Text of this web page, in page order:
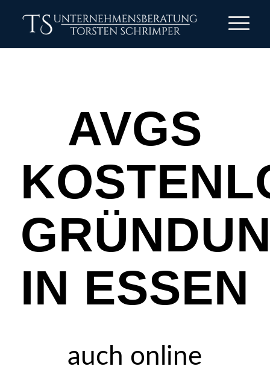
AVGS
IN ESSEN
auch online